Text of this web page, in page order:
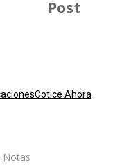
Cotice Ahora
Post
Notas